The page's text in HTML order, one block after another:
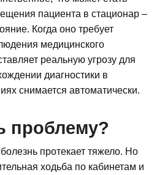
пациента в стационар –
Когда оно требует
медицинского
реальную угрозу для
диагностики в
снимается автоматически.
проблему?
протекает тяжело. Но
ходьба по кабинетам и